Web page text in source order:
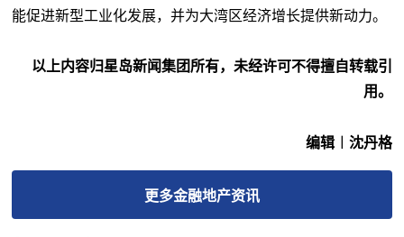
能促进新型工业化发展，并为大湾区经济增长提供新动力。
以上内容归星岛新闻集团所有，未经许可不得擅自转载引
用。
编辑︱沈丹格
更多金融地产资讯